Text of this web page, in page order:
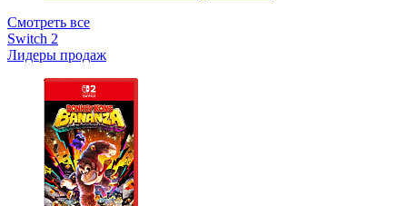
Смотреть все
Switch 2
Лидеры продаж